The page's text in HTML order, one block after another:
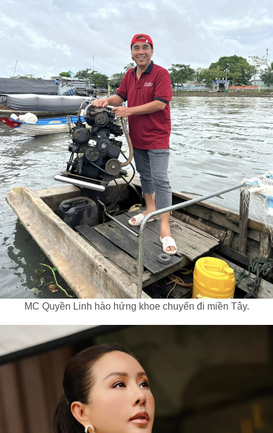
MC Quyền Linh hào hứng khoe chuyến đi miền Tây.